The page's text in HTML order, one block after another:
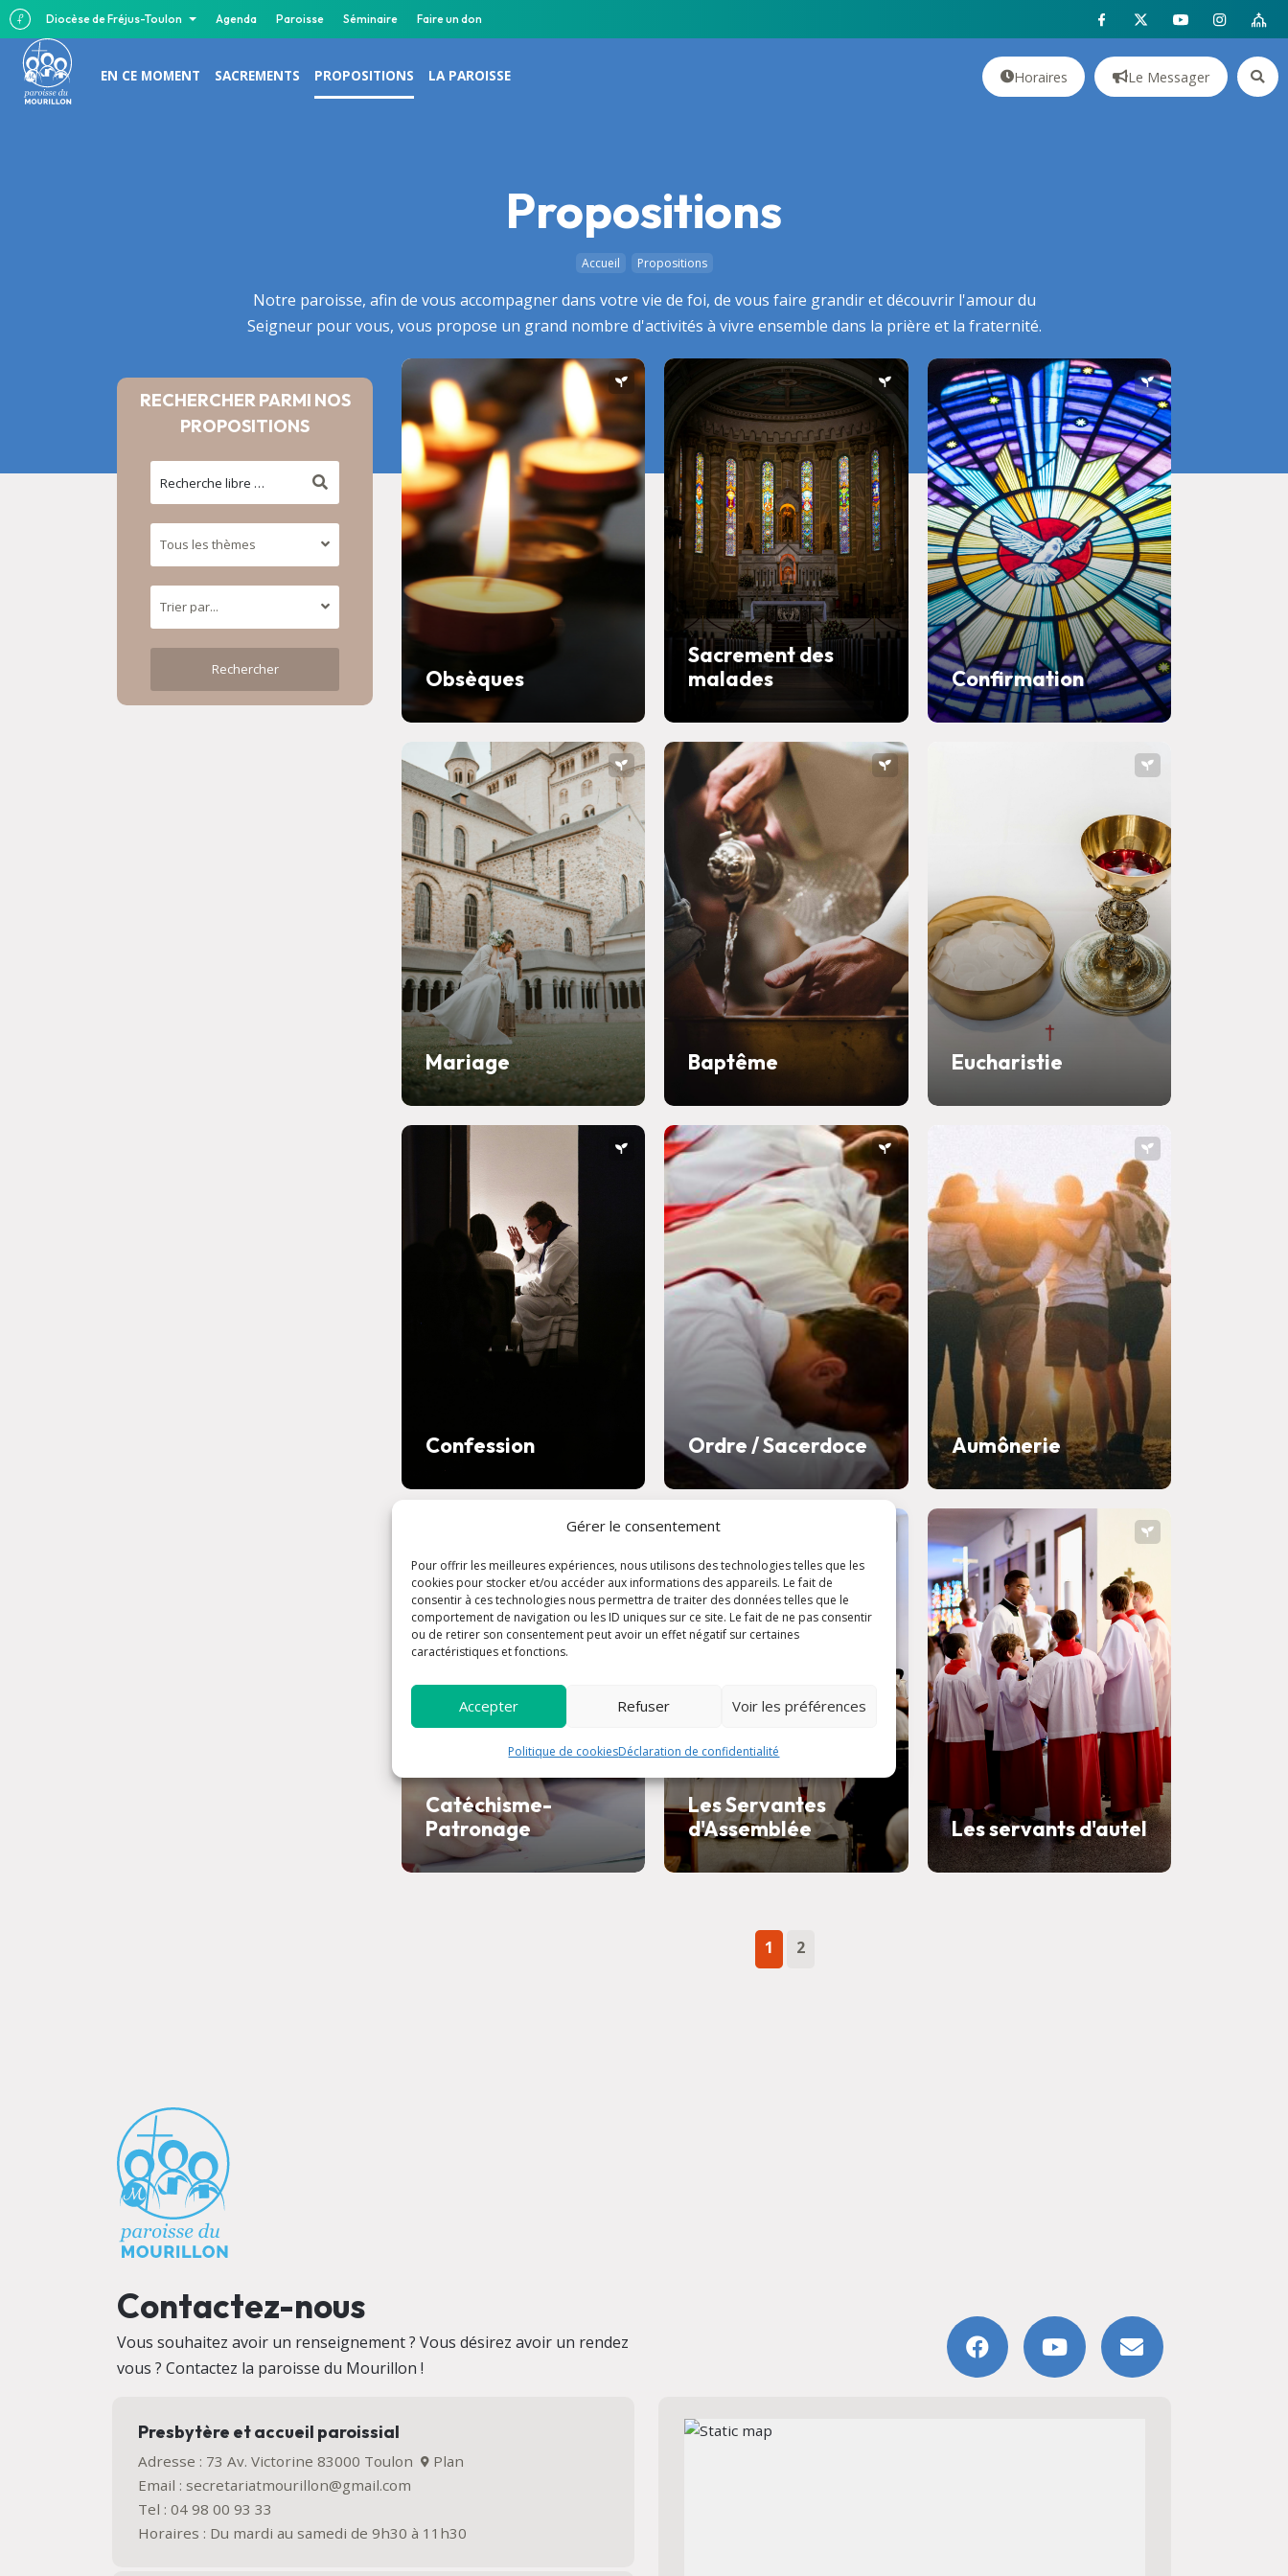
Gérer le consentement
Pour offrir les meilleures expériences, nous utilisons des technologies telles que les
cookies pour stocker et/ou accéder aux informations des appareils. Le fait de
consentir à ces technologies nous permettra de traiter des données telles que le
comportement de navigation ou les ID uniques sur ce site. Le fait de ne pas consentir
ou de retirer son consentement peut avoir un effet négatif sur certaines
caractéristiques et fonctions.
Accepter Refuser Voir les préférences
Politique de cookiesDéclaration de confidentialité
Diocèse de Fréjus-Toulon Agenda Paroisse Séminaire Faire un don
EN CE MOMENT SACREMENTS PROPOSITIONS LA PAROISSE Horaires Le Messager
Propositions
Accueil Propositions
Notre paroisse, afin de vous accompagner dans votre vie de foi, de vous faire grandir et découvrir l'amour du
Seigneur pour vous, vous propose un grand nombre d'activités à vivre ensemble dans la prière et la fraternité.
RECHERCHER PARMI NOS
PROPOSITIONS
Obsèques
Sacrement des
malades
Confirmation
Mariage Baptême Eucharistie
Confession Ordre / Sacerdoce Aumônerie
Catéchisme-
Patronage
Les Servantes
d'Assemblée
Les servants d'autel
1 2
Contactez-nous
Vous souhaitez avoir un renseignement ? Vous désirez avoir un rendez
vous ? Contactez la paroisse du Mourillon !
Presbytère et accueil paroissial
Adresse : 73 Av. Victorine 83000 Toulon
Plan
Email : secretariatmourillon@gmail.com
Tel : 04 98 00 93 33
Horaires : Du mardi au samedi de 9h30 à 11h30